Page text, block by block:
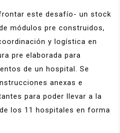
este desafío- un stock
módulos pre construidos,
y logística en
pre elaborada para
de un hospital. Se
anexas e
para poder llevar a la
los 11 hospitales en forma